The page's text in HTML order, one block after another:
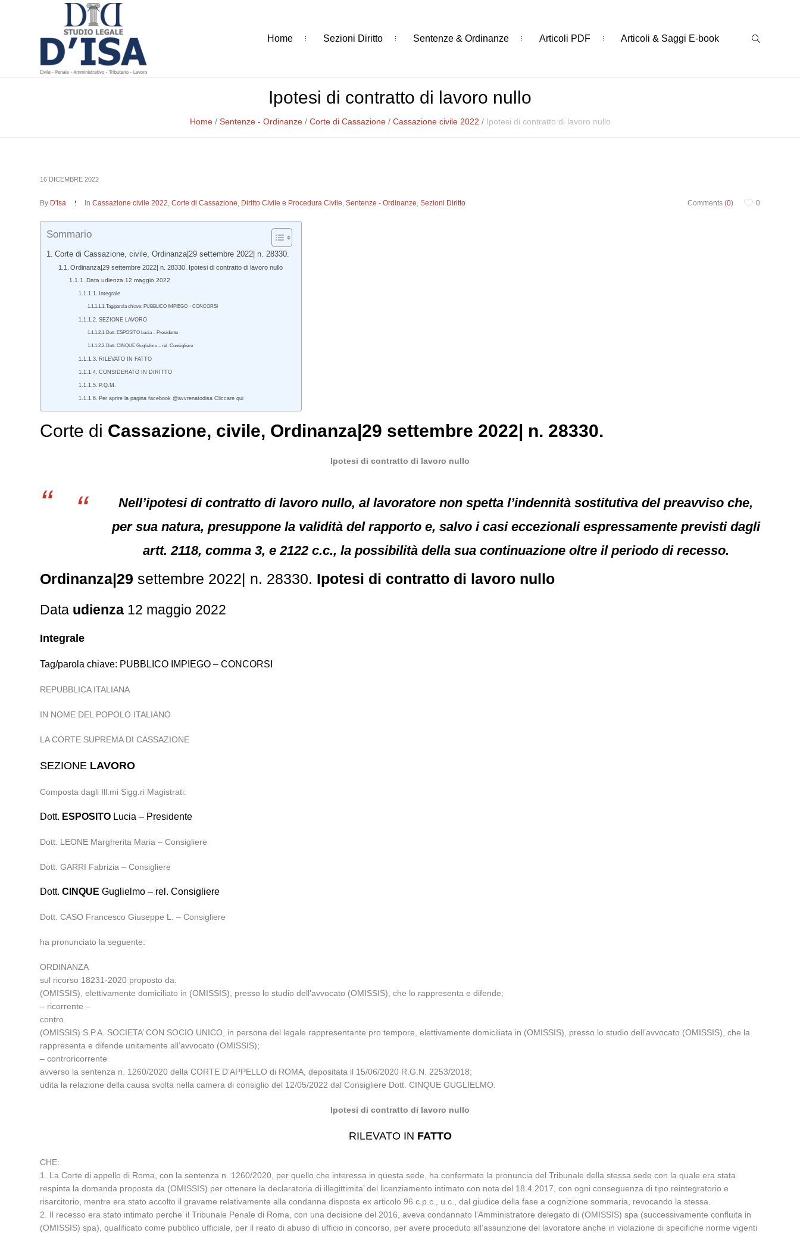
Home Sezioni Diritto Sentenze & Ordinanze Articoli PDF Articoli & Saggi E-book
Ipotesi di contratto di lavoro nullo
Home / Sentenze - Ordinanze / Corte di Cassazione / Cassazione civile 2022 / Ipotesi di contratto di lavoro nullo
16 DICEMBRE 2022
Comments (0) 0
By D'Isa InCassazione civile 2022,Corte di Cassazione, Diritto Civile e Procedura Civile,Sentenze - Ordinanze,Sezioni Diritto
Sommario
Corte di Cassazione, civile, Ordinanza|29 settembre 2022| n. 28330.
Ordinanza|29 settembre 2022| n. 28330. Ipotesi di contratto di lavoro nullo
Data udienza 12 maggio 2022
Integrale
Tag/parola chiave: PUBBLICO IMPIEGO – CONCORSI
SEZIONE LAVORO
Dott. ESPOSITO Lucia – Presidente
Dott. CINQUE Guglielmo – rel. Consigliere
RILEVATO IN FATTO
CONSIDERATO IN DIRITTO
P.Q.M.
Per aprire la pagina facebook @avvrenatodisa Cliccare qui
Corte di Cassazione, civile, Ordinanza|29 settembre 2022| n. 28330.
Ipotesi di contratto di lavoro nullo
Nell’ipotesi di contratto di lavoro nullo, al lavoratore non spetta l’indennità sostitutiva del preavviso che,
per sua natura, presuppone la validità del rapporto e, salvo i casi eccezionali espressamente previsti dagli
artt. 2118, comma 3, e 2122 c.c., la possibilità della sua continuazione oltre il periodo di recesso.
Ordinanza|29 settembre 2022| n. 28330. Ipotesi di contratto di lavoro nullo
Data udienza 12 maggio 2022
Integrale
Tag/parola chiave: PUBBLICO IMPIEGO – CONCORSI
REPUBBLICA ITALIANA
IN NOME DEL POPOLO ITALIANO
LA CORTE SUPREMA DI CASSAZIONE
SEZIONE LAVORO
Composta dagli Ill.mi Sigg.ri Magistrati:
Dott. ESPOSITO Lucia – Presidente
Dott. LEONE Margherita Maria – Consigliere
Dott. GARRI Fabrizia – Consigliere
Dott.CINQUE Guglielmo – rel. Consigliere
Dott. CASO Francesco Giuseppe L. – Consigliere
ha pronunciato la seguente:
ORDINANZA
sul ricorso 18231-2020 proposto da:
(OMISSIS), elettivamente domiciliato in (OMISSIS), presso lo studio dell’avvocato (OMISSIS), che lo rappresenta e difende;
– ricorrente –
contro
(OMISSIS) S.P.A. SOCIETA’ CON SOCIO UNICO, in persona del legale rappresentante pro tempore, elettivamente domiciliata in (OMISSIS), presso lo studio dell’avvocato (OMISSIS), che la
rappresenta e difende unitamente all’avvocato (OMISSIS);
– controricorrente
avverso la sentenza n. 1260/2020 della CORTE D’APPELLO di ROMA, depositata il 15/06/2020 R.G.N. 2253/2018;
udita la relazione della causa svolta nella camera di consiglio del 12/05/2022 dal Consigliere Dott. CINQUE GUGLIELMO.
Ipotesi di contratto di lavoro nullo
RILEVATO IN FATTO
CHE:
1. La Corte di appello di Roma, con la sentenza n. 1260/2020, per quello che interessa in questa sede, ha confermato la pronuncia del Tribunale della stessa sede con la quale era stata
respinta la domanda proposta da (OMISSIS) per ottenere la declaratoria di illegittimita’ del licenziamento intimato con nota del 18.4.2017, con ogni conseguenza di tipo reintegratorio e
risarcitorio, mentre era stato accolto il gravame relativamente alla condanna disposta ex articolo 96 c.p.c., u.c., dal giudice della fase a cognizione sommaria, revocando la stessa.
2. Il recesso era stato intimato perche’ il Tribunale Penale di Roma, con una decisione del 2016, aveva condannato l’Amministratore delegato di (OMISSIS) spa (successivamente confluita in
(OMISSIS) spa), qualificato come pubblico ufficiale, per il reato di abuso di ufficio in concorso, per avere proceduto all’assunzione del lavoratore anche in violazione di specifiche norme vigenti